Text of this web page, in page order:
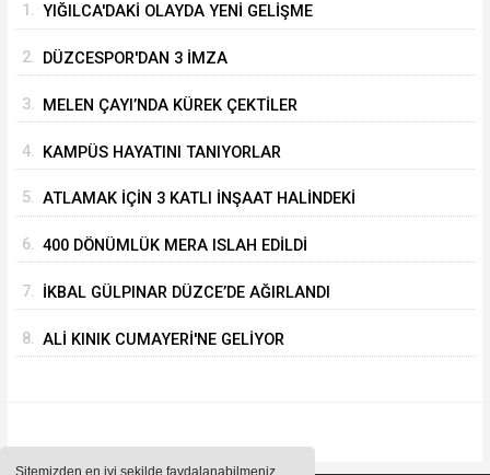
1. YIĞILCA'DAKİ OLAYDA YENİ GELİŞME
2. DÜZCESPOR'DAN 3 İMZA
3. MELEN ÇAYI’NDA KÜREK ÇEKTİLER
4. KAMPÜS HAYATINI TANIYORLAR
5. ATLAMAK İÇİN 3 KATLI İNŞAAT HALİNDEKİ
6. 400 DÖNÜMLÜK MERA ISLAH EDİLDİ
7. İKBAL GÜLPINAR DÜZCE’DE AĞIRLANDI
8. ALİ KINIK CUMAYERİ'NE GELİYOR